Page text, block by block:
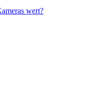
wert?